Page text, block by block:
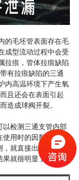
毛坯管表面存在毛
成型流动过程中会受
拉痕，管体拉痕缺陷
有拉痕缺陷的三通
内高温环境下产生氧
且还会在表面引起
造成球阀开裂。
检测三通支管内部
用时的因裂痕产生
就直接出厂运输到
就很明显了，球阀